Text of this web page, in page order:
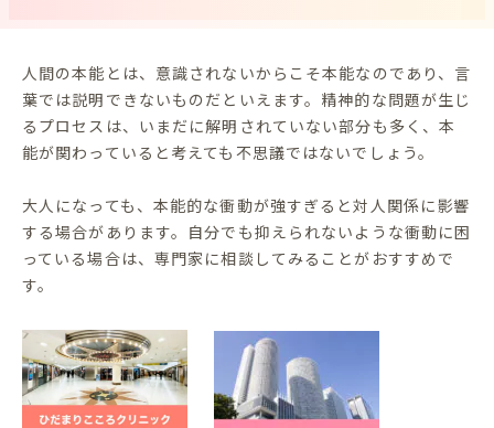
人間の本能とは、意識されないからこそ本能なのであり、言
葉では説明できないものだといえます。精神的な問題が生じ
るプロセスは、いまだに解明されていない部分も多く、本
能が関わっていると考えても不思議ではないでしょう。
大人になっても、本能的な衝動が強すぎると対人関係に影響
する場合があります。自分でも抑えられないような衝動に困
っている場合は、専門家に相談してみることがおすすめで
す。